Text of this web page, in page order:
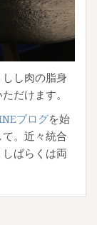
し肉の脂身
だけます。
ブログを始
。近々統合
ばらくは両